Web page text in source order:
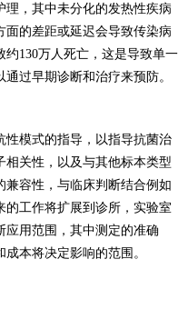
，其中未分化的发热性疾病
的差距或延迟会导致传染病
130万人死亡，这是导致单一
过早期诊断和治疗来预防。
性模式的指导，以指导抗菌治
关性，以及与其他标本类型
兼容性，与临床判断结合例如
的工作将扩展到诊所，实验室
应用范围，其中测定的准确
本将决定影响的范围。